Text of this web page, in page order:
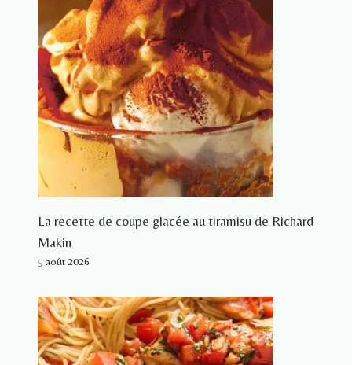
La recette de coupe glacée au tiramisu de Richard
Makin
5 août 2026